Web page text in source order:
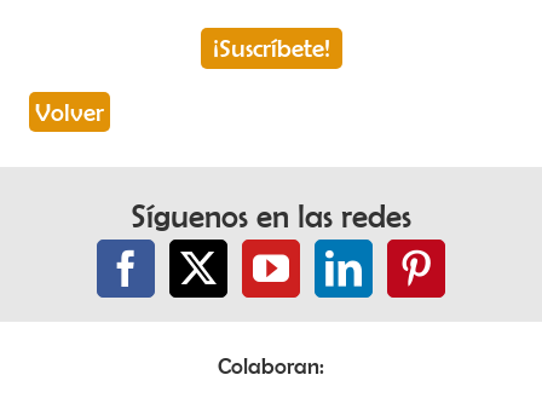
¡Suscríbete!
Volver
Síguenos en las redes
Colaboran: